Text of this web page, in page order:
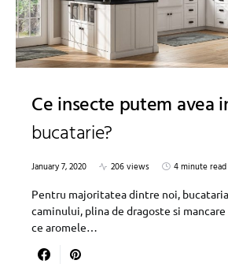
Ce insecte putem avea
bucatarie?
January 7, 2020 206 views
4 minute read
Pentru majoritatea dintre noi,
caminului, plina de dragoste si
ce aromele…